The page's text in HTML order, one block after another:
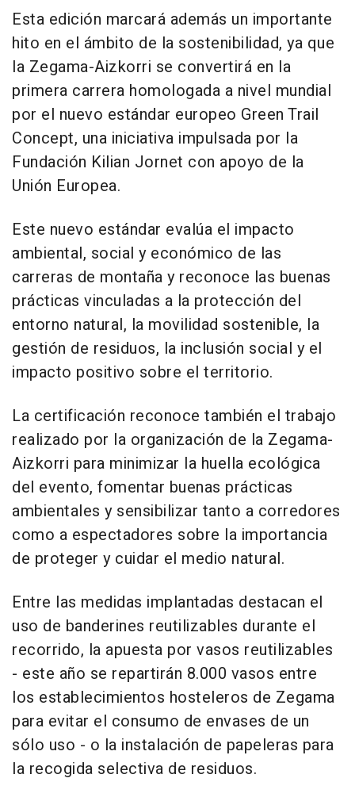
Esta edición marcará además un importante
hito en el ámbito de la sostenibilidad, ya que
la Zegama-Aizkorri se convertirá en la
primera carrera homologada a nivel mundial
por el nuevo estándar europeo Green Trail
Concept, una iniciativa impulsada por la
Fundación Kilian Jornet con apoyo de la
Unión Europea.
Este nuevo estándar evalúa el impacto
ambiental, social y económico de las
carreras de montaña y reconoce las buenas
prácticas vinculadas a la protección del
entorno natural, la movilidad sostenible, la
gestión de residuos, la inclusión social y el
impacto positivo sobre el territorio.
La certificación reconoce también el trabajo
realizado por la organización de la Zegama-
Aizkorri para minimizar la huella ecológica
del evento, fomentar buenas prácticas
ambientales y sensibilizar tanto a corredores
como a espectadores sobre la importancia
de proteger y cuidar el medio natural.
Entre las medidas implantadas destacan el
uso de banderines reutilizables durante el
recorrido, la apuesta por vasos reutilizables
- este año se repartirán 8.000 vasos entre
los establecimientos hosteleros de Zegama
para evitar el consumo de envases de un
sólo uso - o la instalación de papeleras para
la recogida selectiva de residuos.